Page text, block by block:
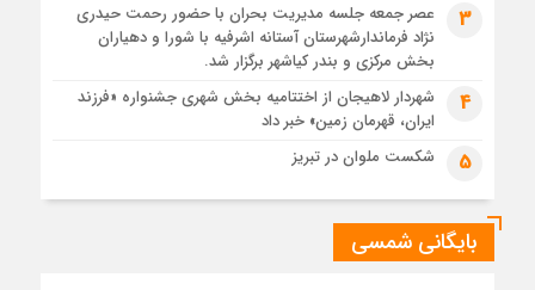
تصاویر هوایی مراسم تشییع پیکر مطهر آقای شهید ایران – مشهد
مراسم تشییع پیکر مطهر آقای شهید ایران – مشهد
تصاویری از تراکم جمعیت حاضر در میدان ثورهالعشرین نجف
اشرف
3
عصر جمعه جلسه مدیریت بحران با حضور رحمت حیدری
نژاد فرماندارشهرستان آستانه اشرفیه با شورا و دهیاران
بخش مرکزی و بندر کیاشهر برگزار شد.
4
شهردار لاهیجان از اختتامیه بخش شهری جشنواره «فرزند
ایران، قهرمان زمین» خبر داد
5 شکست ملوان در تبریز
بایگانی شمسی